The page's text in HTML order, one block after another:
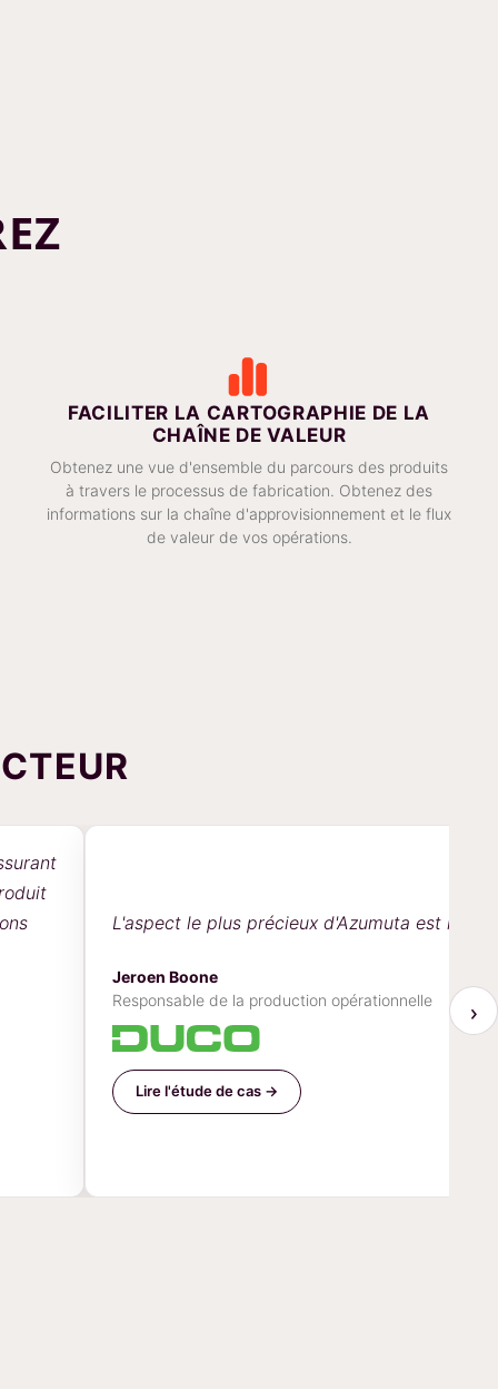
FACILITER LA CARTOGRAPHIE DE LA
CHAÎNE DE VALEUR
Obtenez une vue d'ensemble du parcours des produits
à travers le processus de fabrication. Obtenez des
informations sur la chaîne d'approvisionnement et le flux
de valeur de vos opérations.
L'aspect le plus précieux d'Azumuta est la
Jeroen Boone
Responsable de la production opérationnelle
Lire l'étude de cas →
›